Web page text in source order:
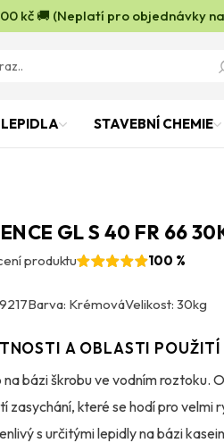
kč 🚚 (Neplatí pro objednávky
STAVEBNÍ CHEMIE
GL S 40 FR 66
produktu
100 %
Barva: KrémováVelikost: 30kg
A OBLASTI POUŽITÍ
na bázi škrobu ve vodním roztoku.
zasychání, které se hodí pro
s určitými lepidly na bázi